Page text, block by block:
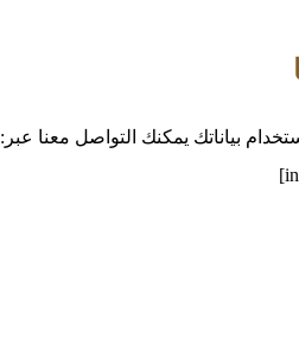
بياناتك يمكنك التواصل معنا عبر: